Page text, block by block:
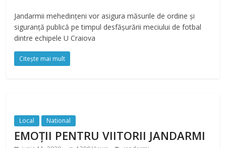
Jandarmii mehedințeni vor asigura măsurile de ordine și
siguranță publică pe timpul desfăşurării meciului de fotbal
dintre echipele U Craiova
Citește mai mult
Local National
EMOȚII PENTRU VIITORII JANDARMI